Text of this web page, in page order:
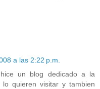
a las 2:22 p.m.
un blog dedicado a la
quieren visitar y tambien